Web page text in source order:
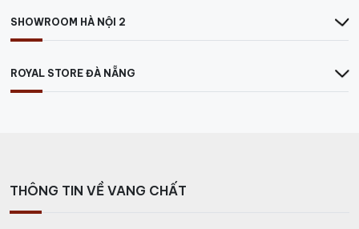
SHOWROOM HÀ NỘI 2
ROYAL STORE ĐÀ NẴNG
THÔNG TIN VỀ VANG CHẤT